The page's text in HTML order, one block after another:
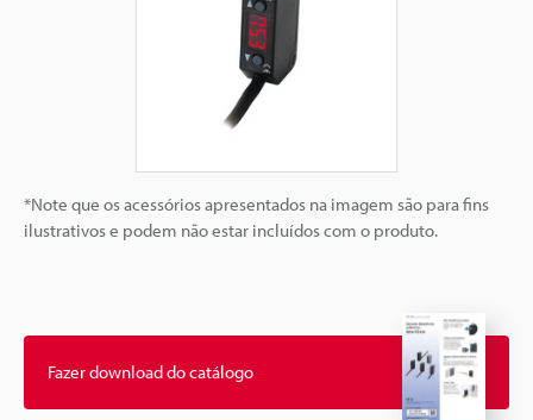
*Note que os acessórios apresentados na imagem são para fins
ilustrativos e podem não estar incluídos com o produto.
Fazer download do catálogo